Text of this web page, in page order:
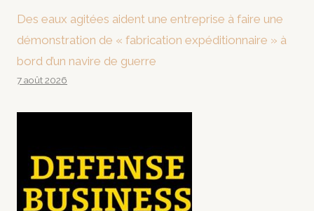
Des eaux agitées aident une entreprise à faire une
démonstration de « fabrication expéditionnaire » à
bord d’un navire de guerre
7 août 2026